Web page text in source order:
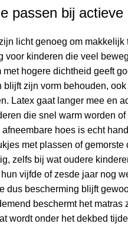
passen bij actieve
licht genoeg om makkelijk
voor kinderen die veel
hogere dichtheid geeft
blijft zijn vorm behouden,
Latex gaat langer mee en
die snel warm worden of
hoes is echt
met plassen of gemorste
zelfs bij wat oudere
vijfde of zesde jaar nog
dus bescherming blijft
beschermt het matras
wordt onder het dekbed